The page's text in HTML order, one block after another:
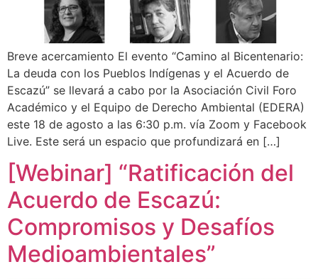
Breve acercamiento El evento “Camino al Bicentenario:
La deuda con los Pueblos Indígenas y el Acuerdo de
Escazú” se llevará a cabo por la Asociación Civil Foro
Académico y el Equipo de Derecho Ambiental (EDERA)
este 18 de agosto a las 6:30 p.m. vía Zoom y Facebook
Live. Este será un espacio que profundizará en […]
[Webinar] “Ratificación del
Acuerdo de Escazú:
Compromisos y Desafíos
Medioambientales”